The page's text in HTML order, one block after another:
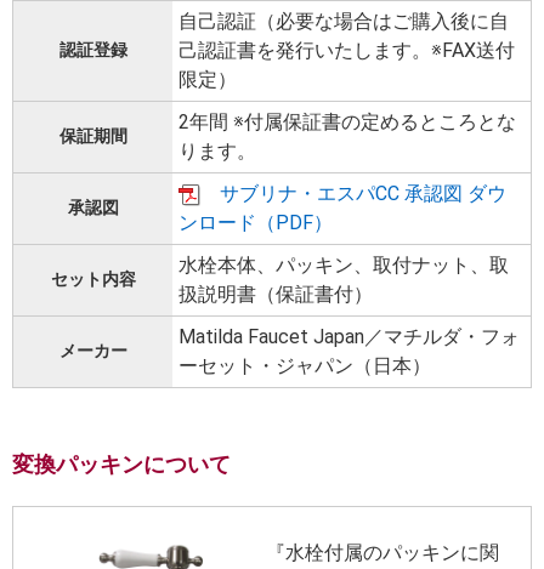
認証登録
自己認証（必要な場合はご購入後に自
己認証書を発行いたします。※FAX送付
限定）
保証期間
2年間 ※付属保証書の定めるところとな
ります。
承認図
サブリナ・エスパCC 承認図 ダウ
ンロード（PDF）
セット内容
水栓本体、パッキン、取付ナット、取
扱説明書（保証書付）
メーカー
Matilda Faucet Japan／マチルダ・フォ
ーセット・ジャパン（日本）
変換パッキンについて
『水栓付属のパッキンに関